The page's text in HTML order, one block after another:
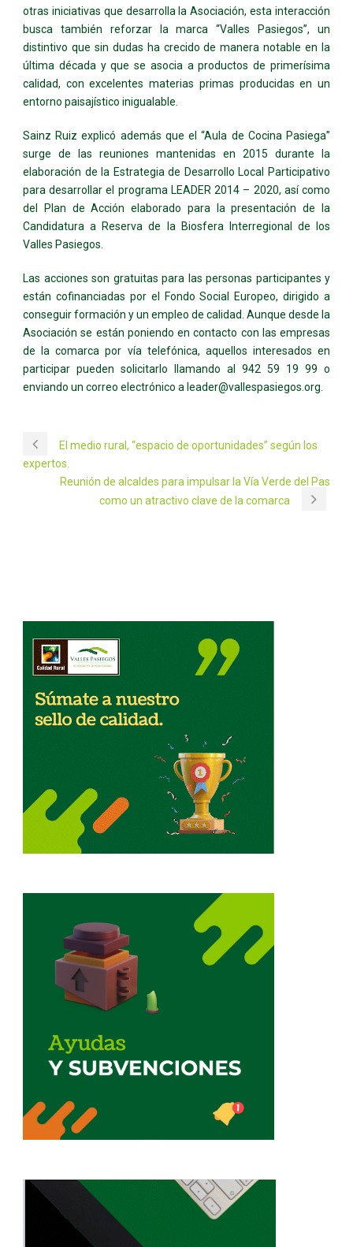
otras iniciativas que desarrolla la Asociación, esta interacción
busca también reforzar la marca “Valles Pasiegos”, un
distintivo que sin dudas ha crecido de manera notable en la
última década y que se asocia a productos de primerísima
calidad, con excelentes materias primas producidas en un
entorno paisajístico inigualable.
Sainz Ruiz explicó además que el “Aula de Cocina Pasiega”
surge de las reuniones mantenidas en 2015 durante la
elaboración de la Estrategia de Desarrollo Local Participativo
para desarrollar el programa LEADER 2014 – 2020, así como
del Plan de Acción elaborado para la presentación de la
Candidatura a Reserva de la Biosfera Interregional de los
Valles Pasiegos.
Las acciones son gratuitas para las personas participantes y
están cofinanciadas por el Fondo Social Europeo, dirigido a
conseguir formación y un empleo de calidad. Aunque desde la
Asociación se están poniendo en contacto con las empresas
de la comarca por vía telefónica, aquellos interesados en
participar pueden solicitarlo llamando al 942 59 19 99 o
enviando un correo electrónico a leader@vallespasiegos.org.
El medio rural, “espacio de oportunidades” según los
expertos.
Reunión de alcaldes para impulsar la Vía Verde del Pas
como un atractivo clave de la comarca